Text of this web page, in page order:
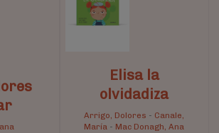
Elisa la
olvidadiza
Arrigo, Dolores - Canale,
María - Mac Donagh, Ana